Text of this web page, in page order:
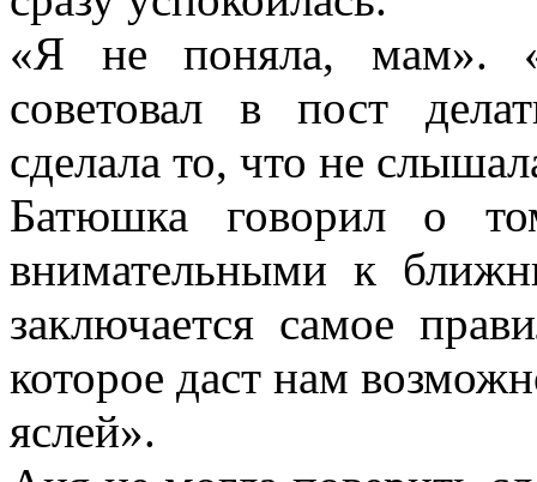
«Я не поняла, мам».
советовал в пост
сделала то, что не
Батюшка говорил о
внимательными к
заключается самое
которое даст нам
яслей».